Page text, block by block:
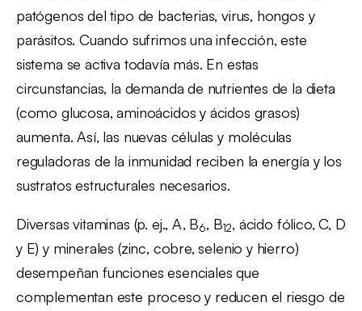
patógenos del tipo de bacterias, virus, hongos y
parásitos. Cuando sufrimos una infección, este
sistema se activa todavía más. En estas
circunstancias, la demanda de nutrientes de la dieta
(como glucosa, aminoácidos y ácidos grasos)
aumenta. Así, las nuevas células y moléculas
reguladoras de la inmunidad reciben la energía y los
sustratos estructurales necesarios.
Diversas vitaminas (p. ej., A, B6, B12, ácido fólico, C, D
y E) y minerales (zinc, cobre, selenio y hierro)
desempeñan funciones esenciales que
complementan este proceso y reducen el riesgo de